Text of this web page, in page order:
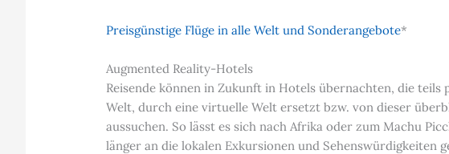
Preisgünstige Flüge in alle Welt und Sonderangebote*
Augmented Reality-Hotels
Reisende können in Zukunft in Hotels übernachten, die
Welt, durch eine virtuelle Welt ersetzt bzw. von dieser
aussuchen. So lässt es sich nach Afrika oder zum Machu
länger an die lokalen Exkursionen und Sehenswürdigkeiten